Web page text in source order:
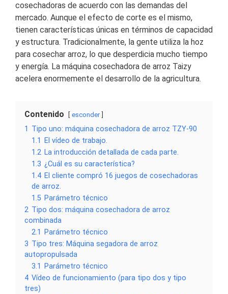
cosechadoras de acuerdo con las demandas del
mercado. Aunque el efecto de corte es el mismo,
tienen características únicas en términos de capacidad
y estructura. Tradicionalmente, la gente utiliza la hoz
para cosechar arroz, lo que desperdicia mucho tiempo
y energía. La máquina cosechadora de arroz Taizy
acelera enormemente el desarrollo de la agricultura.
Contenido esconder
1 Tipo uno: máquina cosechadora de arroz TZY-90
1.1
El vídeo de trabajo.
1.2 La introducción detallada de cada parte.
1.3 ¿Cuál es su característica?
1.4 El cliente compró 16 juegos de cosechadoras
de arroz.
1.5 Parámetro técnico
2 Tipo dos: máquina cosechadora de arroz
combinada
2.1
Parámetro técnico
3 Tipo tres: Máquina segadora de arroz
autopropulsada
3.1
Parámetro técnico
4 Vídeo de funcionamiento (para tipo dos y tipo
tres)